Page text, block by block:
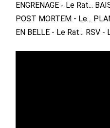
ENGRENAGE - Le Rat...
POST MORTEM - Le...
EN BELLE - Le Rat... RSV -